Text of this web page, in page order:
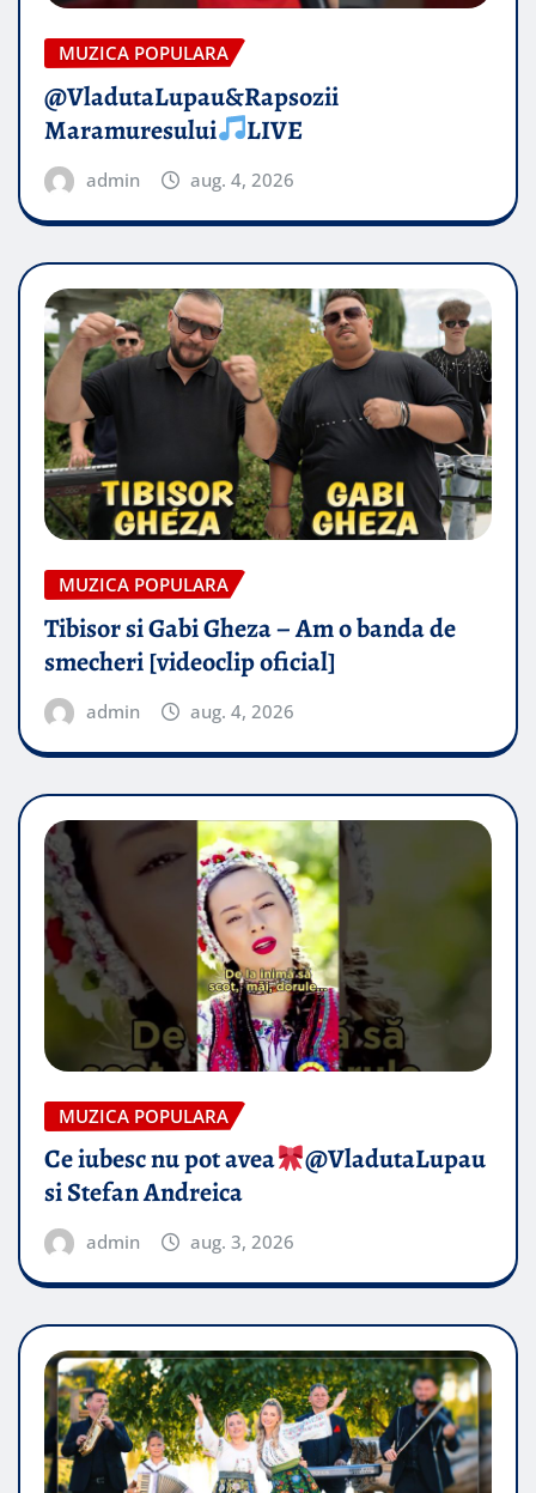
MUZICA POPULARA
@VladutaLupau&Rapsozii
Maramuresului
LIVE
admin aug. 4, 2026
MUZICA POPULARA
Tibisor si Gabi Gheza – Am o banda de
smecheri [videoclip oficial]
admin aug. 4, 2026
MUZICA POPULARA
Ce iubesc nu pot avea
​@VladutaLupau
si Stefan Andreica
admin aug. 3, 2026